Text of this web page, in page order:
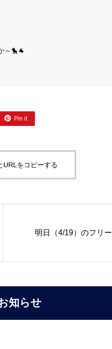
～🐤🐐
 Pin it
URLをコピーする
明日（4/19）のフリ
知らせ